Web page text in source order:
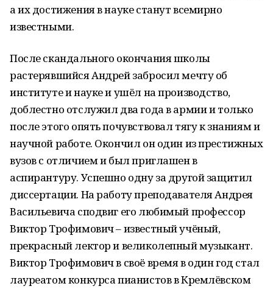
а их достижения в науке станут всемирно
известными.
После скандального окончания школы
растерявшийся Андрей забросил мечту об
институте и науке и ушёл на производство,
доблестно отслужил два года в армии и только
после этого опять почувствовал тягу к знаниям и
научной работе. Окончил он один из престижных
вузов с отличием и был приглашен в
аспирантуру. Успешно одну за другой защитил
диссертации. На работу преподавателя Андрея
Васильевича сподвиг его любимый профессор
Виктор Трофимович – известный учёный,
прекрасный лектор и великолепный музыкант.
Виктор Трофимович в своё время в один год стал
лауреатом конкурса пианистов в Кремлёвском